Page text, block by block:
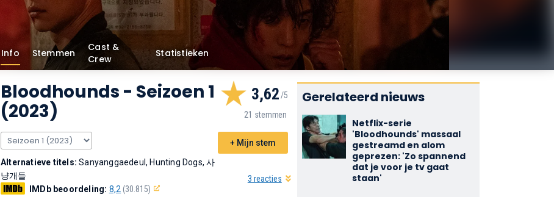
Info Stemmen
Cast &
Crew
Statistieken
Bloodhounds - Seizoen 1
(2023)
3,62
21 stemmen
+ Mijn stem
3 reacties
Alternatieve titels:Sanyanggaedeul, Hunting Dogs, 사
냥개들
IMDb beoordeling: 8,2 (30.815)
Gerelateerd nieuws
Netflix-serie
'Bloodhounds' massaal
gestreamd en alom
geprezen: 'Zo spannend
dat je voor je tv gaat
staan'